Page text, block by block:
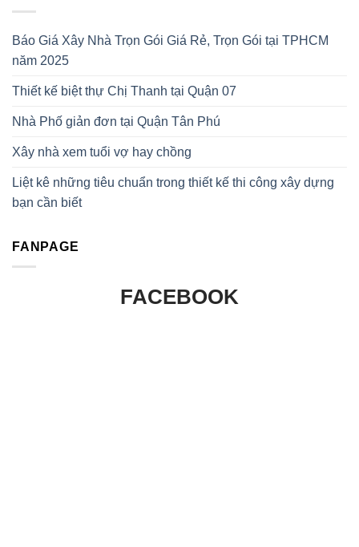
Báo Giá Xây Nhà Trọn Gói Giá Rẻ, Trọn Gói tại TPHCM
năm 2025
Thiết kế biệt thự Chị Thanh tại Quận 07
Nhà Phố giản đơn tại Quận Tân Phú
Xây nhà xem tuổi vợ hay chồng
Liệt kê những tiêu chuẩn trong thiết kế thi công xây dựng
bạn cần biết
FANPAGE
FACEBOOK